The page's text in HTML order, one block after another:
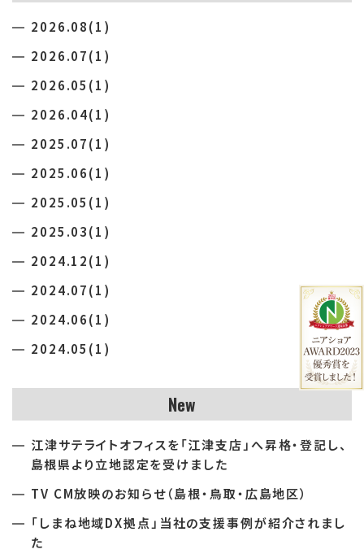
2026.08(1)
2026.07(1)
2026.05(1)
2026.04(1)
2025.07(1)
2025.06(1)
2025.05(1)
2025.03(1)
2024.12(1)
2024.07(1)
2024.06(1)
2024.05(1)
New
江津サテライトオフィスを「江津支店」へ昇格・登記し、
島根県より立地認定を受けました
TV CM放映のお知らせ（島根・鳥取・広島地区）
「しまね地域DX拠点」当社の支援事例が紹介されまし
た